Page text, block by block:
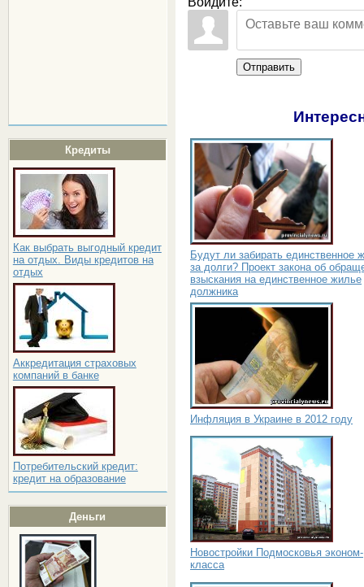
Кредиты
Как выбрать выгодный кредит
на отдых. Виды кредитов на
отдых
Аккредитация страховых
компаний в банке
Потребительский кредит:
кредит на образование
Деньги
Отправить
Будут ли забирать единственное
за долги? Проект закона об
взыскания на единственное жилье
должника
Инфляция в Украине в 2012 году
Новостройки Подмосковья эконом-
класса